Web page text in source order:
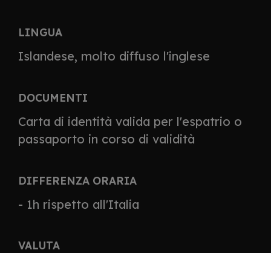
LINGUA
Islandese, molto diffuso l'inglese
DOCUMENTI
Carta di identità valida per l'espatrio o
passaporto in corso di validità
DIFFERENZA ORARIA
- 1h rispetto all'Italia
VALUTA